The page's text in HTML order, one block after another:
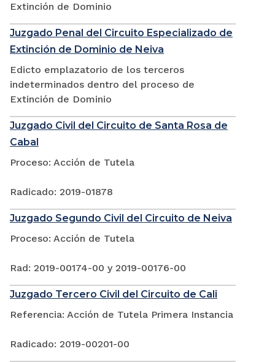
Extinción de Dominio
Juzgado Penal del Circuito Especializado de
Extinción de Dominio de Neiva
Edicto emplazatorio de los terceros
indeterminados dentro del proceso de
Extinción de Dominio
Juzgado Civil del Circuito de Santa Rosa de
Cabal
Proceso: Acción de Tutela
Radicado: 2019-01878
Juzgado Segundo Civil del Circuito de Neiva
Proceso: Acción de Tutela
Rad: 2019-00174-00 y 2019-00176-00
Juzgado Tercero Civil del Circuito de Cali
Referencia: Acción de Tutela Primera Instancia
Radicado: 2019-00201-00